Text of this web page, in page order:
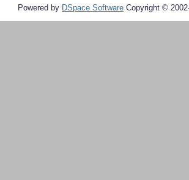
Powered by DSpace Software Copyright ©